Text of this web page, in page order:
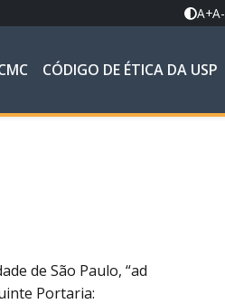
A+A-
CÓDIGO DE ÉTICA DA USP
de São Paulo, “ad
Portaria: